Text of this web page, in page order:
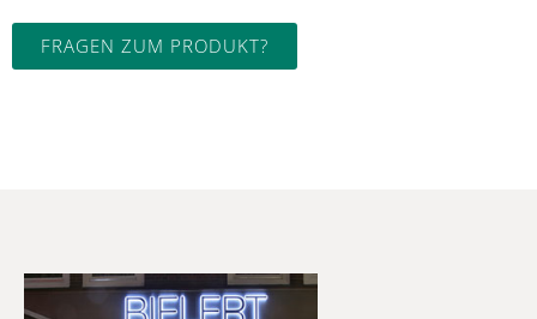
FRAGEN ZUM PRODUKT?